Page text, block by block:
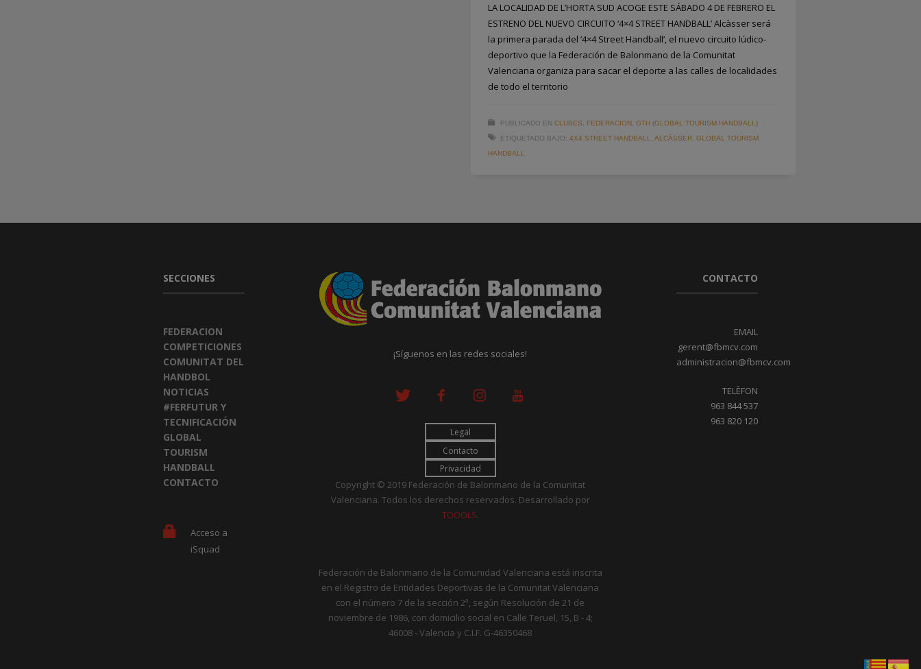
LA LOCALIDAD DE L’HORTA SUD ACOGE ESTE SÁBADO 4 DE FEBRERO EL
ESTRENO DEL NUEVO CIRCUITO ‘4×4 STREET HANDBALL’ Alcàsser será
la primera parada del ‘4×4 Street Handball’, el nuevo circuito lúdico-
deportivo que la Federación de Balonmano de la Comunitat
Valenciana organiza para sacar el deporte a las calles de localidades
de todo el territorio
PUBLICADO EN CLUBES FEDERACION GTH (GLOBAL TOURISM HANDBALL)
ETIQUETADO BAJO: 4X4 STREET HANDBALL ALCÀSSER GLOBAL TOURISM
HANDBALL
SECCIONES
FEDERACION
COMPETICIONES
COMUNITAT DEL
HANDBOL
NOTICIAS
#FERFUTUR Y
TECNIFICACIÓN
GLOBAL
TOURISM
HANDBALL
CONTACTO
Acceso a
iSquad
¡Síguenos en las redes sociales!
Legal
Contacto
Privacidad
Copyright © 2019 Federación de Balonmano de la Comunitat
Valenciana. Todos los derechos reservados. Desarrollado por
TOOOLS.
Federación de Balonmano de la Comunidad Valenciana está inscrita
en el Registro de Entidades Deportivas de la Comunitat Valenciana
con el número 7 de la sección 2ª, según Resolución de 21 de
noviembre de 1986, con domicilio social en Calle Teruel, 15, B - 4;
46008 - Valencia y C.I.F. G-46350468
CONTACTO
EMAIL
gerent@fbmcv.com
administracion@fbmcv.com
TELÈFON
963 844 537
963 820 120